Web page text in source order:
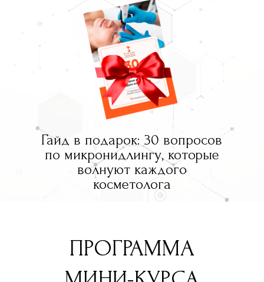
Гайд в подарок: 30 вопросов
по микронидлингу, которые
волнуют каждого
косметолога
ПРОГРАММА